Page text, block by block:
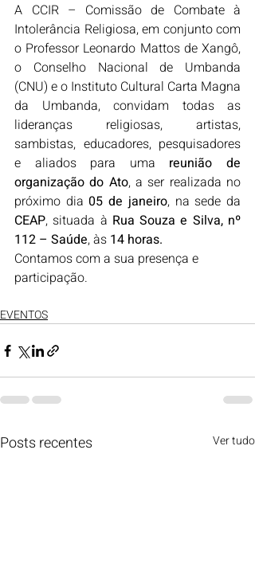
A CCIR – Comissão de Combate à
Intolerância Religiosa, em conjunto com
o Professor Leonardo Mattos de Xangô,
o Conselho Nacional de Umbanda
(CNU) e o Instituto Cultural Carta Magna
da Umbanda, convidam todas as
lideranças religiosas, artistas,
sambistas, educadores, pesquisadores
e aliados para uma reunião de
organização do Ato, a ser realizada no
próximo dia 05 de janeiro
CEAP, situada à Rua Souza e Silva, nº
112 – Saúde, às 14 horas.
Contamos com a sua presença e
participação.
EVENTOS
Posts recentes Ver tudo